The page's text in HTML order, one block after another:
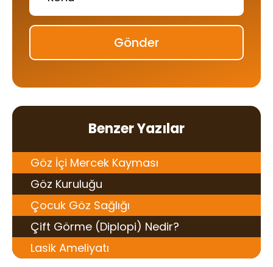
Gönder
Benzer Yazılar
Göz İçi Mercek Kayması
Göz Kuruluğu
Çocuk Göz Sağlığı
Çift Görme (Diplopi) Nedir?
Lasik Ameliyatı